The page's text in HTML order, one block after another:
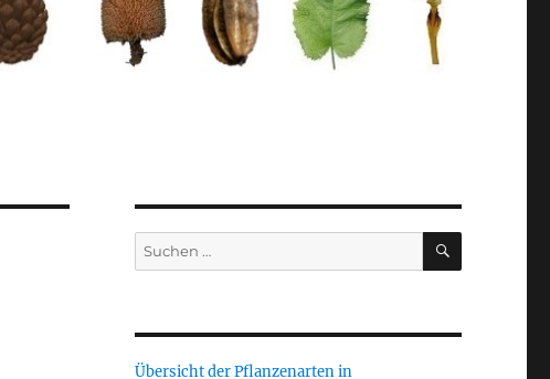
Suche
nach:
SUCHEN
Übersicht der Pflanzenarten in